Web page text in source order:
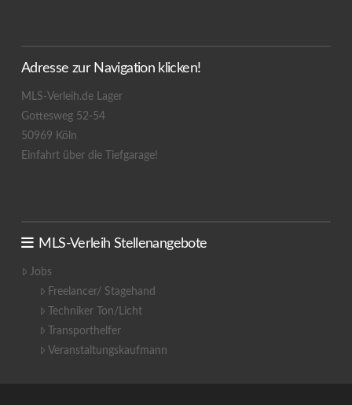
Adresse zur Navigation klicken!
MLS-Verleih.de Lager
Gottesweg 52-54
50969 Köln
Einfahrt über die Tiefgarage!
MLS-Verleih Stellenangebote
Jobs
Freelancer/ Stagehand
Techniker Ton/Licht
Transporthelfer
Veranstaltungskaufmann